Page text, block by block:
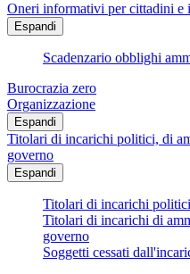
Oneri informativi per cittadini e
Espandi
Scadenzario obblighi
Burocrazia zero
Organizzazione
Espandi
Titolari di incarichi politici, di
governo
Espandi
Titolari di incarichi
Titolari di incarichi di
governo
Soggetti cessati